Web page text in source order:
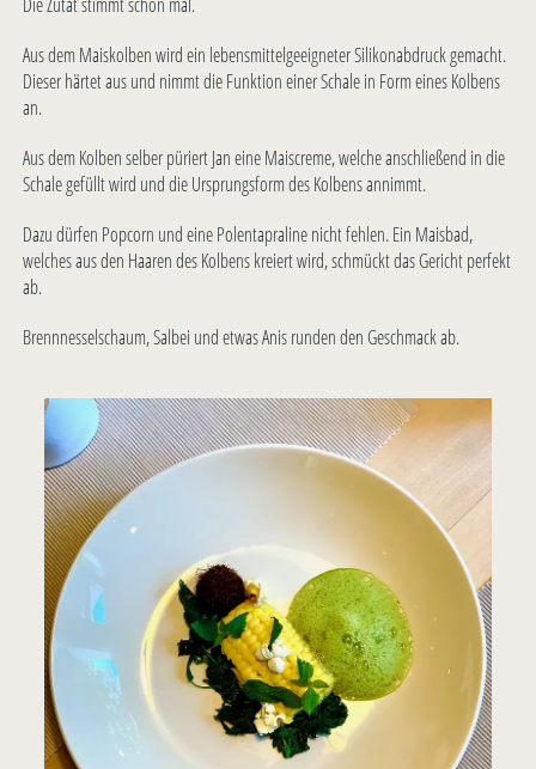
Aus dem Maiskolben wird ein lebensmittelgeeigneter Silikonabdruck gemacht.
Dieser härtet aus und nimmt die Funktion einer Schale in Form eines Kolbens
an.
Aus dem Kolben selber püriert Jan eine Maiscreme, welche anschließend in die
Schale gefüllt wird und die Ursprungsform des Kolbens annimmt.
Dazu dürfen Popcorn und eine Polentapraline nicht fehlen. Ein Maisbad,
welches aus den Haaren des Kolbens kreiert wird, schmückt das Gericht perfekt
ab.
Brennnesselschaum, Salbei und etwas Anis runden den Geschmack ab.